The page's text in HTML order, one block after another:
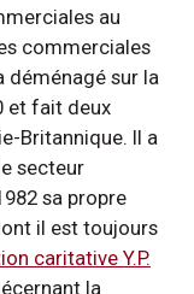
au
commerciales
déménagé sur la
et fait deux
Britannique. Il a
secteur
sa propre
il est toujours
caritative Y.P.
la